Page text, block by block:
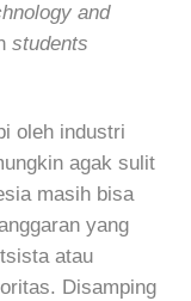
and
students
oleh industri
agak sulit
masih bisa
yang
atau
Disamping